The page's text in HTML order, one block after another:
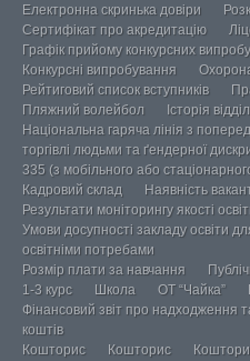
Електронна скринька довіри
Сертифікат про акредитацію
Графік прийому конкурсних
Конкурсні випробування
Рейтиговий список вступників
Пляжний волейбол
Історія
Національна гаряча лінія з
торгівлі людьми та ґендерної
335 (з мобільного або
Кадровий склад
Наявність
Результати моніторингу якості
Умови досупності закладу освіти
освітніми потребами
Розмір плати за навчання
1-3 курс
Школа ОТ “Чайка”
Фінансовий звіт про надходження
коштів
Кошторис
Кошторис